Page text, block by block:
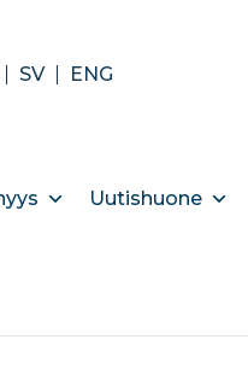
SV ENG
Uutishuone